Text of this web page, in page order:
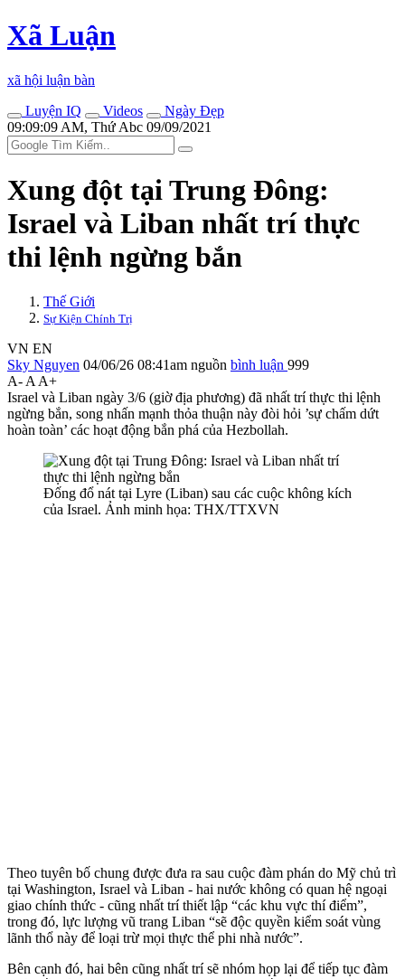
Xã Luận
xã hội luận bàn
Luyện IQ
Videos
Ngày Đẹp
09:09:09 AM, Thứ Abc 09/09/2021
Xung đột tại Trung Đông:
Israel và Liban nhất trí thực
thi lệnh ngừng bắn
Thế Giới
Sự Kiện Chính Trị
VN EN
Sky Nguyen 04/06/26 08:41am nguồn bình luận 999
A- A A+
Israel và Liban ngày 3/6 (giờ địa phương) đã nhất trí thực thi lệnh
ngừng bắn, song nhấn mạnh thỏa thuận này đòi hỏi ’sự chấm dứt
hoàn toàn’ các hoạt động bắn phá của Hezbollah.
Đống đổ nát tại Lyre (Liban) sau các cuộc không kích
của Israel. Ảnh minh họa: THX/TTXVN
Theo tuyên bố chung được đưa ra sau cuộc đàm phán do Mỹ chủ trì
tại Washington, Israel và Liban - hai nước không có quan hệ ngoại
giao chính thức - cũng nhất trí thiết lập “các khu vực thí điểm”,
trong đó, lực lượng vũ trang Liban “sẽ độc quyền kiểm soát vùng
lãnh thổ này để loại trừ mọi thực thể phi nhà nước”.
Bên cạnh đó, hai bên cũng nhất trí sẽ nhóm họp lại để tiếp tục đàm